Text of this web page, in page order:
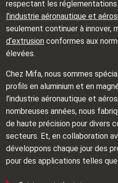
respectant les
l’industrie aéronautique et
seulement continuer à innover,
d’extrusion conformes aux
élevées.
Chez Mifa, nous sommes
profils en aluminium et en
l’industrie aéronautique et
nombreuses années, nous
de haute précision pour divers
secteurs. Et, en collaboration
développons chaque jour des
pour des applications telles que